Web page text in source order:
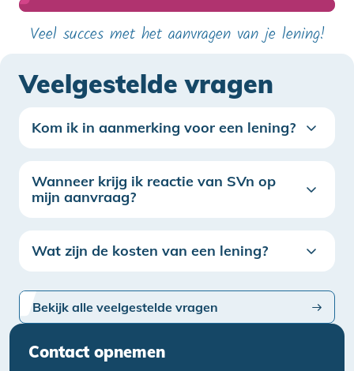
Veel succes met het aanvragen van je lening!
Veelgestelde vragen
Kom ik in aanmerking voor een lening?
Wanneer krijg ik reactie van SVn op
mijn aanvraag?
Wat zijn de kosten van een lening?
Bekijk alle veelgestelde vragen
Contact opnemen